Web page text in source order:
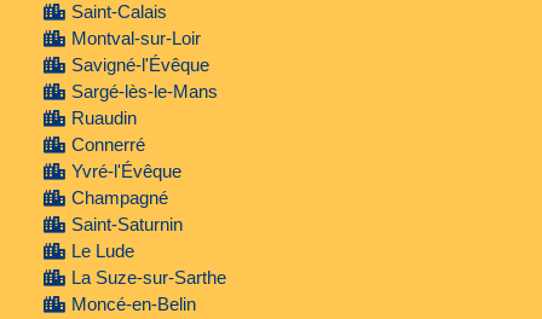
Saint-Calais
Montval-sur-Loir
Savigné-l'Évêque
Sargé-lès-le-Mans
Ruaudin
Connerré
Yvré-l'Évêque
Champagné
Saint-Saturnin
Le Lude
La Suze-sur-Sarthe
Moncé-en-Belin